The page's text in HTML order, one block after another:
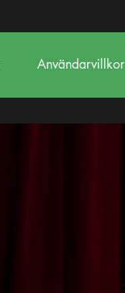
Användarvillkor